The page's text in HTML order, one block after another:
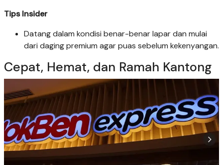
Tips Insider
Datang dalam kondisi benar-benar lapar dan mulai
dari daging premium agar puas sebelum kekenyangan.
Cepat, Hemat, dan Ramah Kantong